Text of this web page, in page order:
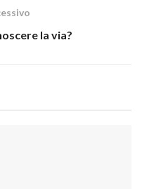
la via?